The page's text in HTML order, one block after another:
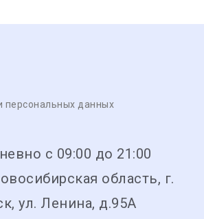
персональных данных
с 09:00 до 21:00
область, г.
ул. Ленина, д.95А